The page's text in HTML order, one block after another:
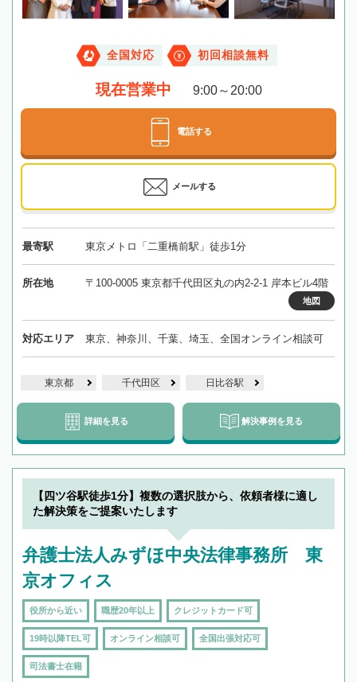
全国対応 初回相談無料
現在営業中 9:00～20:00
電話する
メールする
最寄駅 東京メトロ「二重橋前駅」徒歩1分
所在地 〒100-0005 東京都千代田区丸の内2-2-1 岸本ビル4階
地図
対応エリア 東京、神奈川、千葉、埼玉、全国オンライン相談可
東京都 千代田区 日比谷駅
詳細を見る 解決事例を見る
【四ツ谷駅徒歩1分】複数の選択肢から、依頼者様に適し
た解決策をご提案いたします
弁護士法人みずほ中央法律事務所 東
京オフィス
役所から近い 職歴20年以上 クレジットカード可
19時以降TEL可 オンライン相談可 全国出張対応可
司法書士在籍